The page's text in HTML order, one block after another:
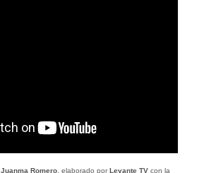
Juanma Romero, elaborado porLevante TV con la